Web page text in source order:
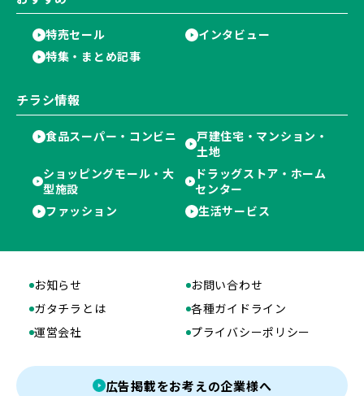
特売セール
インタビュー
特集・まとめ記事
チラシ情報
食品スーパー・コンビニ
戸建住宅・マンション・
土地
ショッピングモール・大
型施設
ドラッグストア・ホーム
センター
ファッション
生活サービス
お知らせ
お問い合わせ
ガタチラとは
各種ガイドライン
運営会社
プライバシーポリシー
広告掲載をお考えの企業様へ